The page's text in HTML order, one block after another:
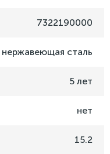
7322190000
нержавеющая сталь
5 лет
нет
15.2